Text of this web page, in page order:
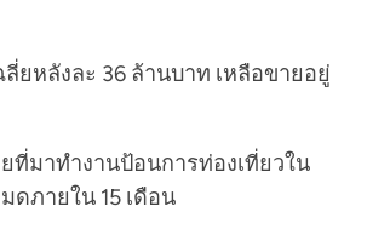
ยหลังละ 36 ล้านบาท เหลือขายอยู่
ที่มาทำงานป้อนการท่องเที่ยวใน
ดภายใน 15 เดือน